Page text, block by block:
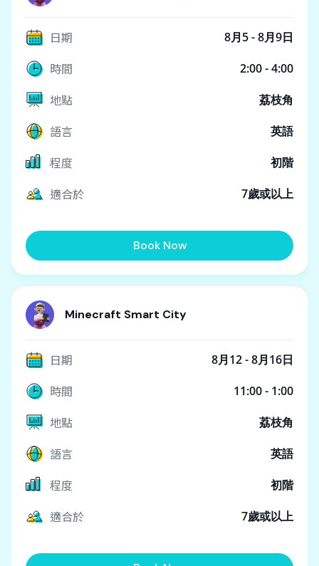
日期 8月5 - 8月9日
時間 2:00 - 4:00
地點 荔枝角
語言 英語
程度 初階
適合於 7歲或以上
Book Now
Minecraft Smart City
日期 8月12 - 8月16日
時間 11:00 - 1:00
地點 荔枝角
語言 英語
程度 初階
適合於 7歲或以上